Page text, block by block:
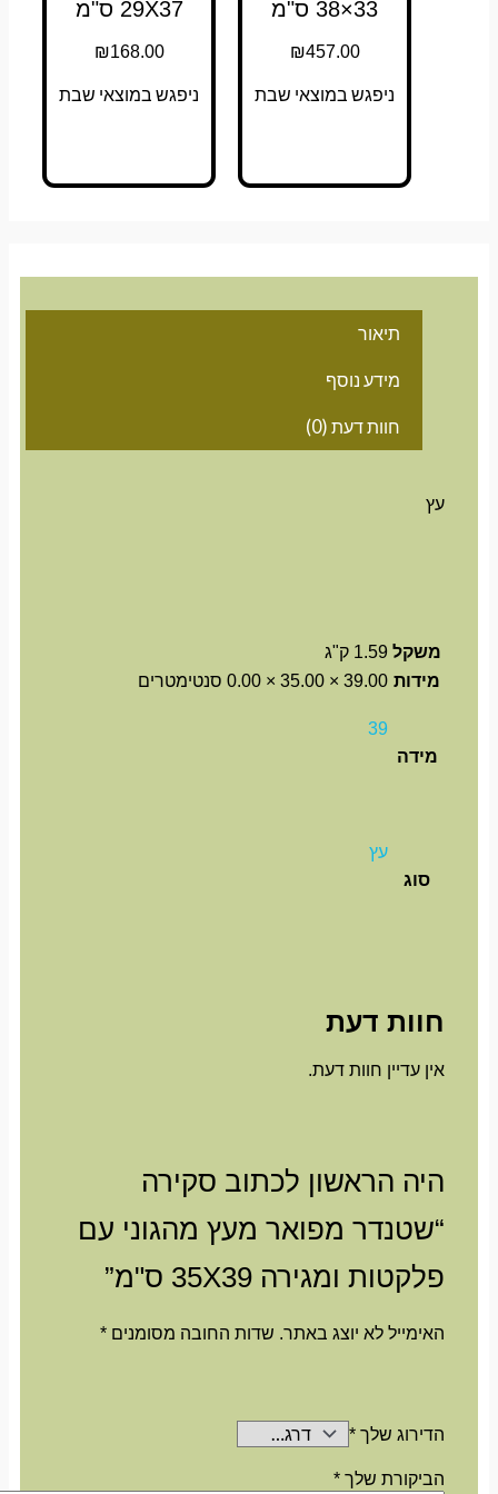
33×38 ס"מ
₪457.00
ניפגש במוצאי שבת
29X37 ס"מ
₪168.00
ניפגש במוצאי שבת
תיאור
מידע נוסף
חוות דעת (0)
משקל 1.59 ק"ג
מידות 39.00 × 35.00 × 0.00 סנטימטרים
מידה
סוג
חוות דעת
אין עדיין חוות דעת.
היה הראשון לכתוב סקירה
“שטנדר מפואר מעץ מהגוני עם
פלקטות ומגירה 35X39 ס"מ”
האימייל לא יוצג באתר. שדות החובה מסומנים*
הדירוג שלך*
הביקורת שלך*